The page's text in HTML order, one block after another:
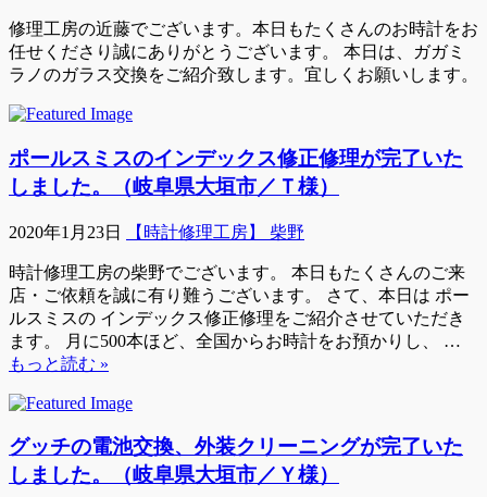
修理工房の近藤でございます。本日もたくさんのお時計をお
任せくださり誠にありがとうございます。 本日は、ガガミ
ラノのガラス交換をご紹介致します。宜しくお願いします。
ポールスミスのインデックス修正修理が完了いた
しました。（岐阜県大垣市／Ｔ様）
2020年1月23日 【時計修理工房】 柴野
時計修理工房の柴野でございます。 本日もたくさんのご来
店・ご依頼を誠に有り難うございます。 さて、本日は ポー
ルスミスの インデックス修正修理をご紹介させていただき
ます。 月に500本ほど、全国からお時計をお預かりし、 …
もっと読む »
グッチの電池交換、外装クリーニングが完了いた
しました。（岐阜県大垣市／Ｙ様）